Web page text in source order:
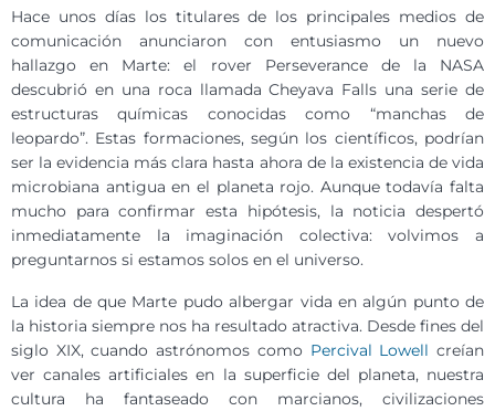
Hace unos días los titulares de los principales medios de
comunicación anunciaron con entusiasmo un nuevo
hallazgo en Marte: el rover Perseverance de la NASA
descubrió en una roca llamada Cheyava Falls una serie de
estructuras químicas conocidas como “manchas de
leopardo”. Estas formaciones, según los científicos, podrían
ser la evidencia más clara hasta ahora de la existencia de vida
microbiana antigua en el planeta rojo. Aunque todavía falta
mucho para confirmar esta hipótesis, la noticia despertó
inmediatamente la imaginación colectiva: volvimos a
preguntarnos si estamos solos en el universo.
La idea de que Marte pudo albergar vida en algún punto de
la historia siempre nos ha resultado atractiva. Desde fines del
siglo XIX, cuando astrónomos como Percival Lowell creían
ver canales artificiales en la superficie del planeta, nuestra
cultura ha fantaseado con marcianos, civilizaciones